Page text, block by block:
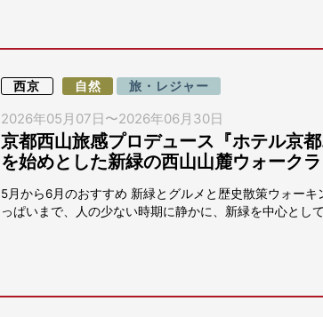
西京 自然 旅・レジャー
2026年05月07日 〜2026年06月30日
京都西山旅感プロデュース『ホテル京
を始めとした新緑の西山山麓ウォークラ
5月から6月のおすすめ 新緑とグルメと歴史散策ウォー
っぱいまで、人の少ない時期に静かに、新緑を中心とし